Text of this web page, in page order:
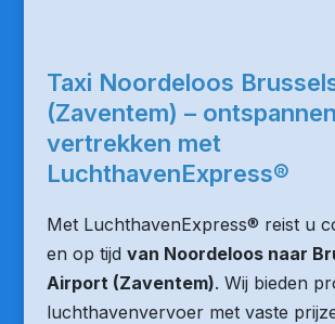
Taxi Noordeloos
(Zaventem) – ontspannen
vertrekken met
LuchthavenExpress®
Met LuchthavenExpress® reist u
en op tijd van Noordeloos naar
Airport (Zaventem). Wij bieden
luchthavenvervoer met vaste